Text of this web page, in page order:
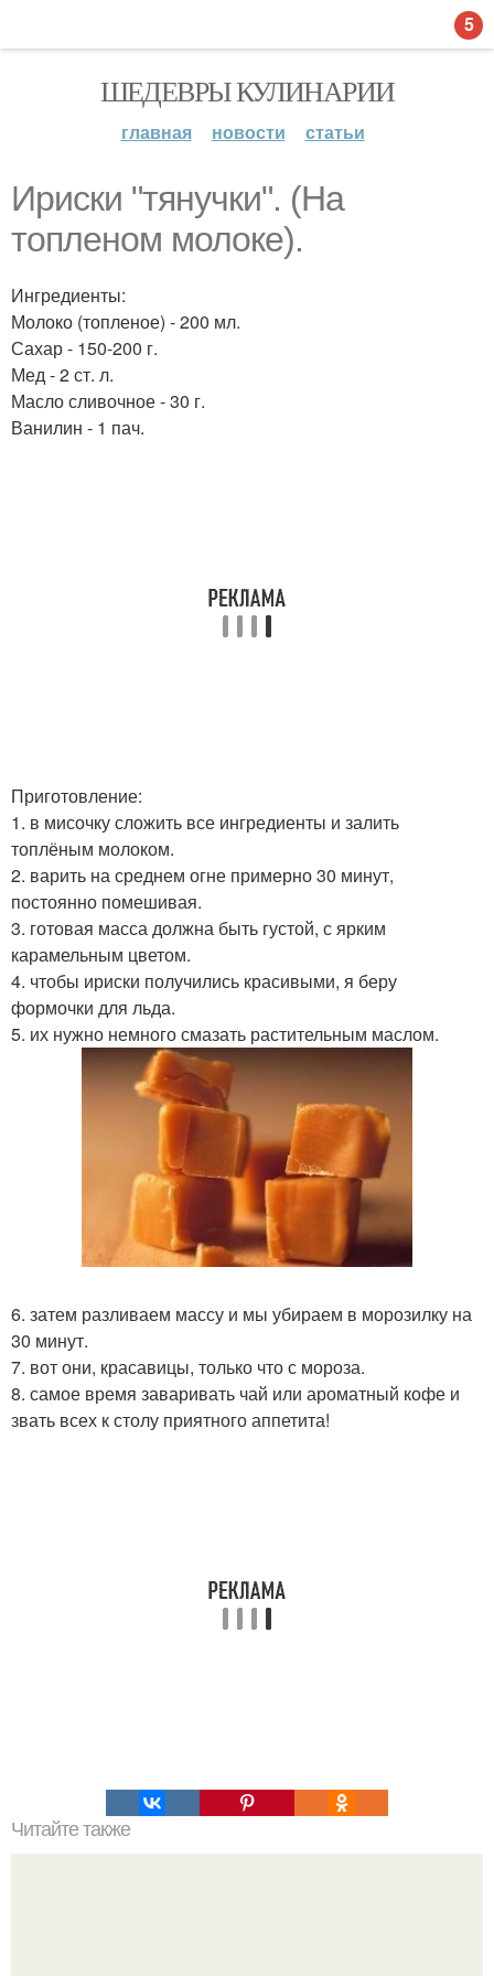
ШЕДЕВРЫ КУЛИНАРИИ
главная новости статьи
Ириски "тянучки". (На
топлeном молоке).
Ингредиенты:
Молоко (топленое) - 200 мл.
Сахар - 150-200 г.
Мед - 2 ст. л.
Масло сливочное - 30 г.
Ванилин - 1 пач.
Приготовление:
1. в мисочку сложить все ингредиенты и залить
топлёным молоком.
2. варить на среднем огне примерно 30 минут,
постоянно помешивая.
3. готовая масса должна быть густой, с ярким
карамельным цветом.
4. чтобы ириски получились красивыми, я беру
формочки для льда.
5. их нужно немного смазать растительным маслом.
6. затем разливаем массу и мы убираем в морозилку на
30 минут.
7. вот они, красавицы, только что с мороза.
8. самое время заваривать чай или ароматный кофе и
звать всех к столу приятного аппетита!
Читайте также
5